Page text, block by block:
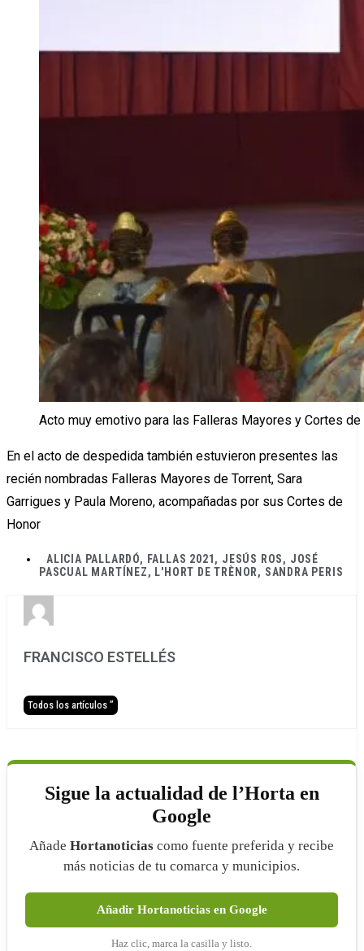
Acto muy emotivo para las Falleras Mayores y Cortes
En el acto de despedida también estuvieron presentes las
recién nombradas Falleras Mayores de Torrent, Sara
Garrigues y Paula Moreno, acompañadas por sus Cortes de
Honor
ALICIA PALLARDÓ, FALLAS 2021 , JESÚS ROS, JOSÉ
PASCUAL MARTÍNEZ, L'HORT DE TRÈNOR, SANDRA PERIS
FRANCISCO ESTELLÉS
Todos los artículos ”
Sigue la actualidad de l’Horta en
Google
Añade Hortanoticias como fuente preferida y recibe
más noticias de tu comarca y municipios.
Añadir Hortanoticias en Google
Haz clic, marca la casilla y listo.